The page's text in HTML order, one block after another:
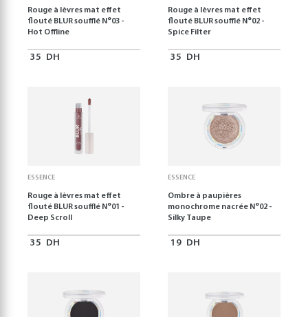
Rouge à lèvres mat effet
flouté BLUR soufflé N°03 -
Hot Offline
35 DH
Rouge à lèvres mat effet
flouté BLUR soufflé N°02 -
Spice Filter
35 DH
ESSENCE
Rouge à lèvres mat effet
flouté BLUR soufflé N°01 -
Deep Scroll
35 DH
ESSENCE
Ombre à paupières
monochrome nacrée N°02 -
Silky Taupe
19 DH